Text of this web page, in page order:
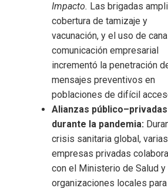
Impacto. Las brigadas
cobertura de tamizaje y
vacunación, y el uso de
comunicación empresarial
incrementó la penetración
mensajes preventivos en
poblaciones de difícil
Alianzas público–privadas
durante la pandemia:
crisis sanitaria global, varias
empresas privadas
con el Ministerio de Salud y
organizaciones locales para